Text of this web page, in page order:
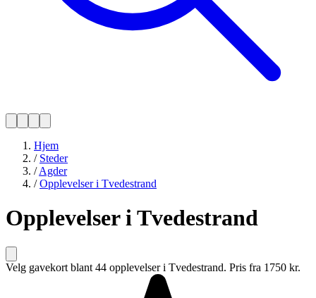
Hjem
/ Steder
/Agder
/Opplevelser i Tvedestrand
Opplevelser i Tvedestrand
Velg gavekort blant 44 opplevelser i Tvedestrand. Pris fra 1750 kr.